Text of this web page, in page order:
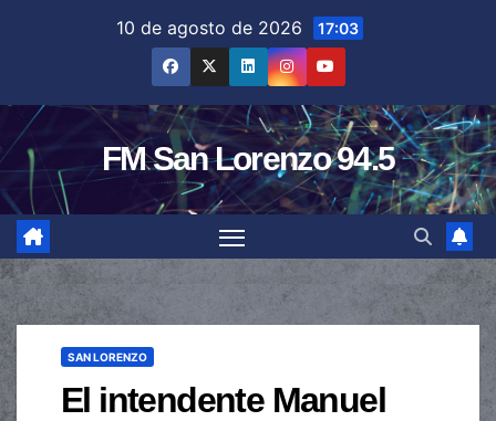
10 de agosto de 2026 17:03
FM San Lorenzo 94.5
SAN LORENZO
El intendente Manuel